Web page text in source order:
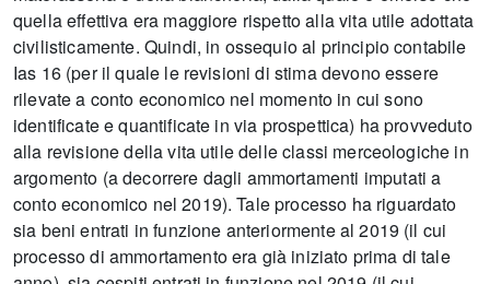
quella effettiva era maggiore rispetto alla vita utile adottata
civilisticamente. Quindi, in ossequio al principio contabile
Ias 16 (per il quale le revisioni di stima devono essere
rilevate a conto economico nel momento in cui sono
identificate e quantificate in via prospettica) ha provveduto
alla revisione della vita utile delle classi merceologiche in
argomento (a decorrere dagli ammortamenti imputati a
conto economico nel 2019). Tale processo ha riguardato
sia beni entrati in funzione anteriormente al 2019 (il cui
processo di ammortamento era già iniziato prima di tale